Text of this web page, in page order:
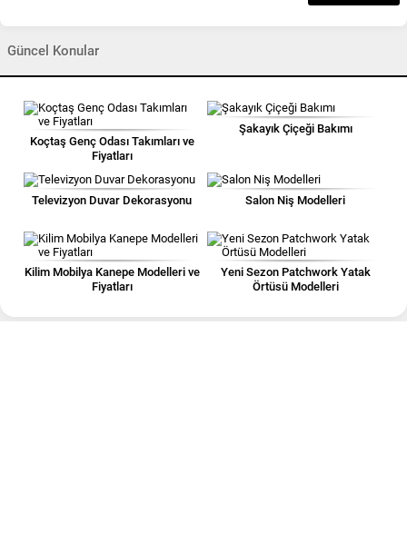
Güncel Konular
Koçtaş Genç Odası Takımları ve
Fiyatları
Şakayık Çiçeği Bakımı
Televizyon Duvar Dekorasyonu Salon Niş Modelleri
Kilim Mobilya Kanepe Modelleri ve
Fiyatları
Yeni Sezon Patchwork Yatak
Örtüsü Modelleri